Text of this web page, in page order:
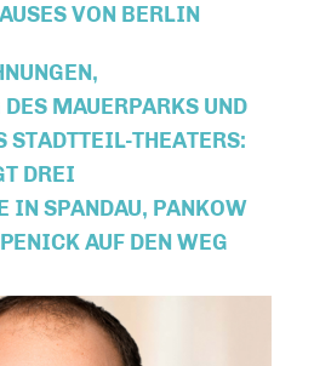
VON BERLIN
MAUERPARKS UND S
THEATERS: K
B
SPANDAU, PANKOW U
AUF DEN WEG